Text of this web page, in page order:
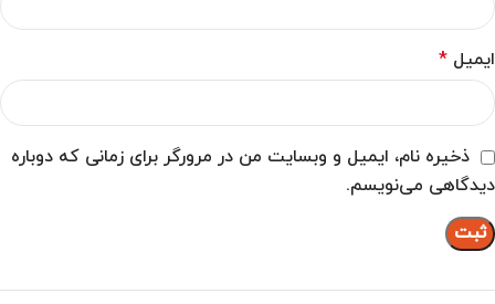
ایمیل *
ذخیره نام، ایمیل و وبسایت من در مرورگر برای زمانی که دوباره
دیدگاهی می‌نویسم.